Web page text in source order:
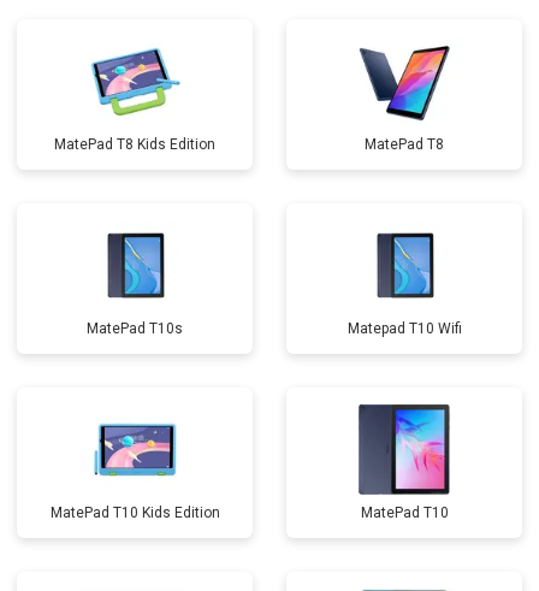
MatePad T8 Kids Edition MatePad T8
MatePad T10s Matepad T10 Wifi
MatePad T10 Kids Edition MatePad T10